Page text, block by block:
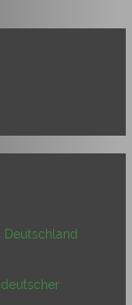
Deutschland